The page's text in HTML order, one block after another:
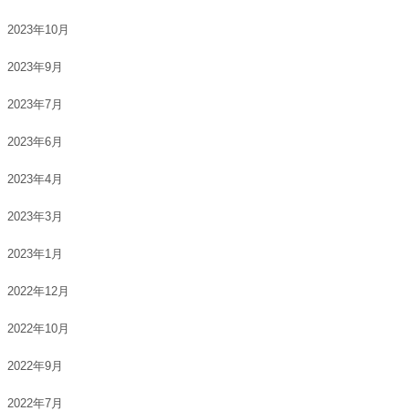
2023年10月
2023年9月
2023年7月
2023年6月
2023年4月
2023年3月
2023年1月
2022年12月
2022年10月
2022年9月
2022年7月